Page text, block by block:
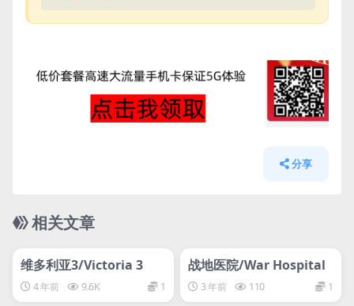
分享
相关文章
网盘下载游戏
维多利亚3/Victoria 3
4 年前 9.6K 1
网盘下载游戏
战地医院/War Hospital
3 年前 110 1